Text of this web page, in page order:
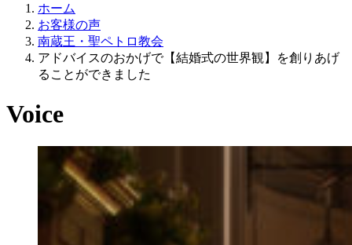
ホーム
お客様の声
南蔵王・聖ペトロ教会
アドバイスのおかげで【結婚式の世界観】を創りあげ
ることができました
Voice